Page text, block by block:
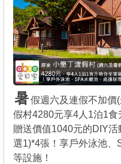
暑假週六及連假不加價
假村4280元享4人1泊1
贈送價值1040元的DIY
選1)*4張！享戶外泳池、
等設施！